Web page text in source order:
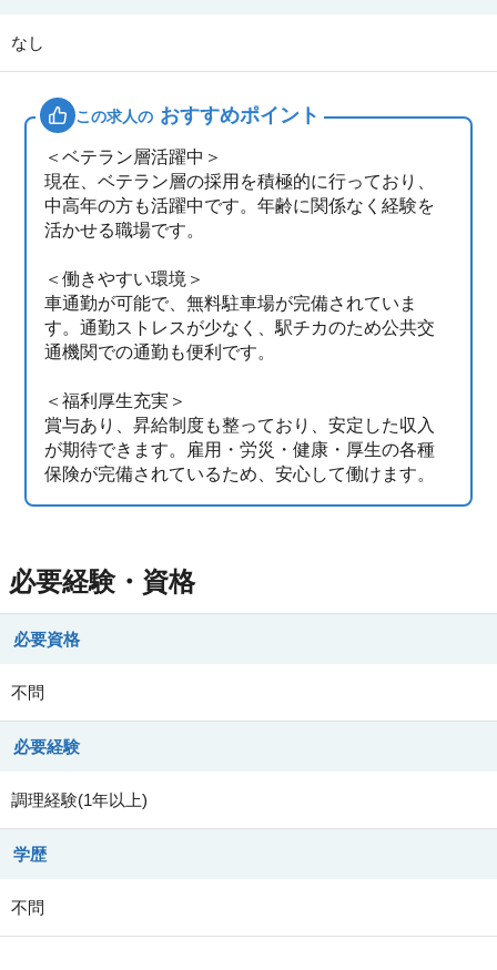
なし
この求人の おすすめポイント
＜ベテラン層活躍中＞
現在、ベテラン層の採用を積極的に行っており、
中高年の方も活躍中です。年齢に関係なく経験を
活かせる職場です。
＜働きやすい環境＞
車通勤が可能で、無料駐車場が完備されていま
す。通勤ストレスが少なく、駅チカのため公共交
通機関での通勤も便利です。
＜福利厚生充実＞
賞与あり、昇給制度も整っており、安定した収入
が期待できます。雇用・労災・健康・厚生の各種
保険が完備されているため、安心して働けます。
必要経験・資格
必要資格
不問
必要経験
調理経験(1年以上)
学歴
不問